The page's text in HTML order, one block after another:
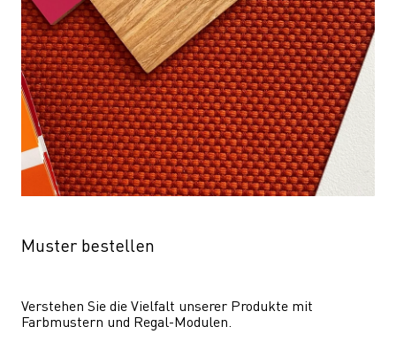
Muster bestellen
Verstehen Sie die Vielfalt unserer Produkte mit
Farbmustern und Regal-Modulen.